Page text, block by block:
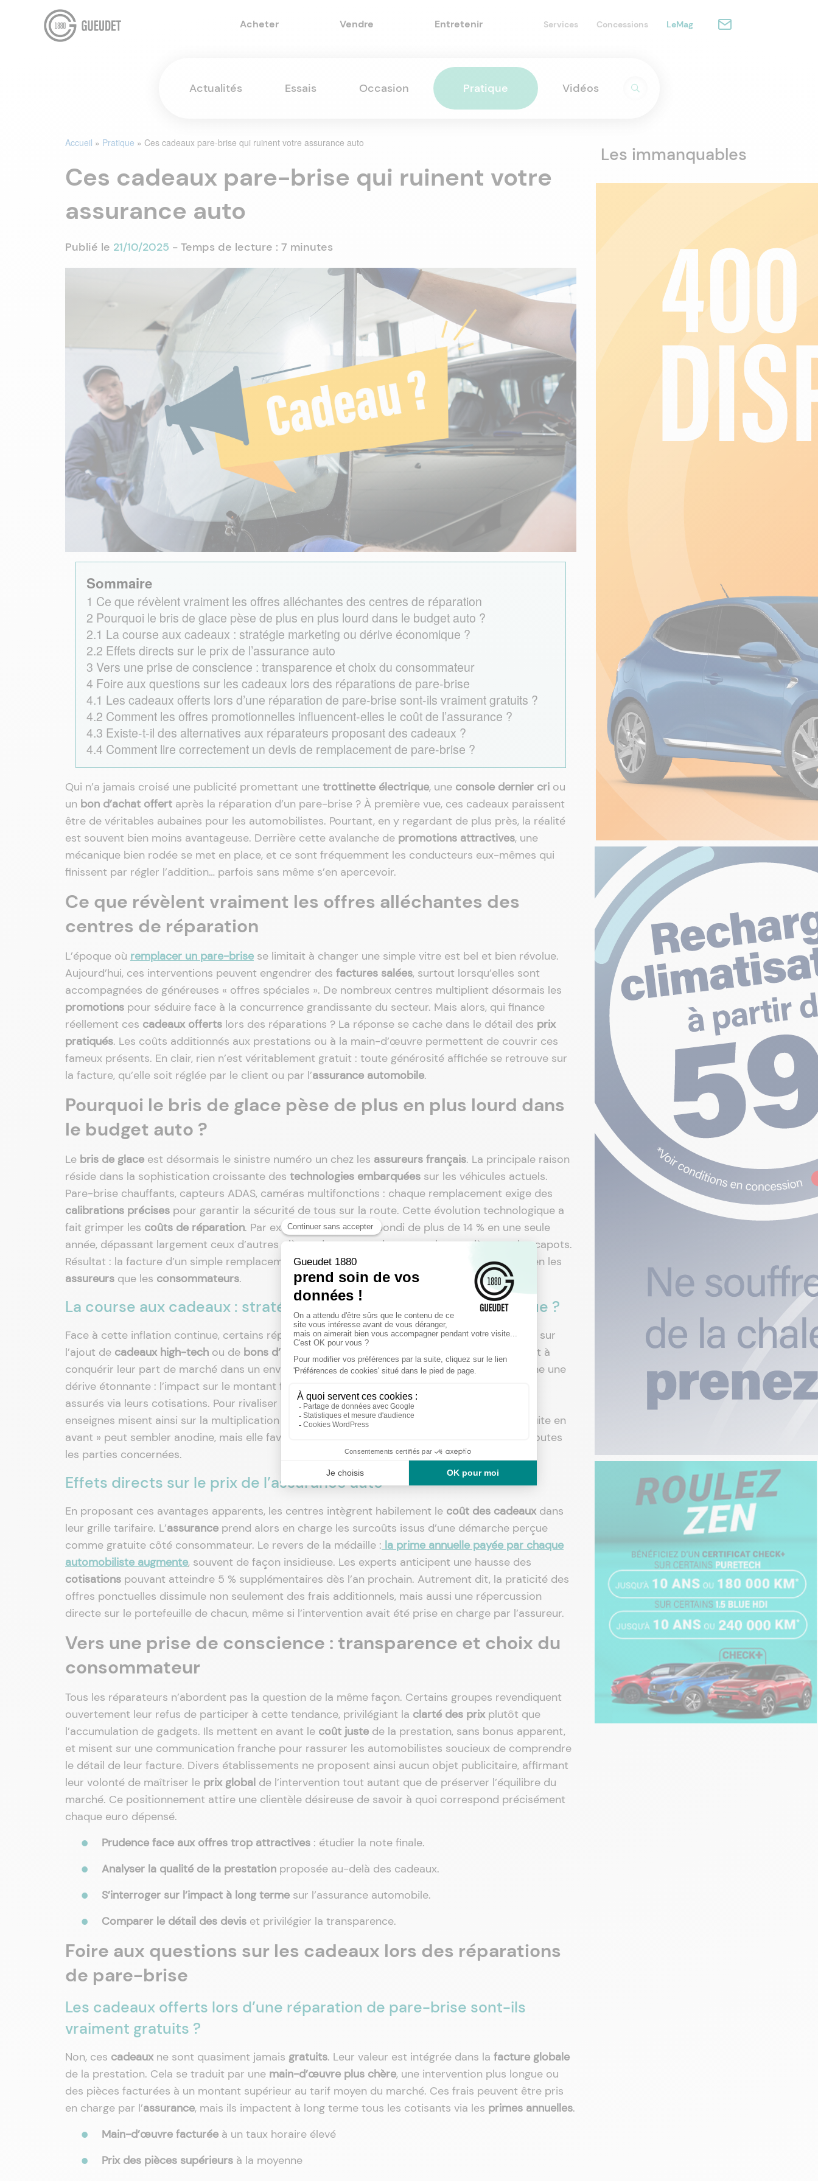
Acheter Vendre Entretenir Services Concessions LeMag
Actualités Essais Occasion Pratique Vidéos
Accueil » Pratique » Ces cadeaux pare-brise qui ruinent votre assurance auto
Ces cadeaux pare-brise qui ruinent votre
assurance auto
Publié le 21/10/2025 - Temps de lecture : 7 minutes
Sommaire
1 Ce que révèlent vraiment les offres alléchantes des centres de réparation
2 Pourquoi le bris de glace pèse de plus en plus lourd dans le budget auto ?
2.1 La course aux cadeaux : stratégie marketing ou dérive économique ?
2.2 Effets directs sur le prix de l’assurance auto
3 Vers une prise de conscience : transparence et choix du consommateur
4 Foire aux questions sur les cadeaux lors des réparations de pare-brise
4.1 Les cadeaux offerts lors d’une réparation de pare-brise sont-ils vraiment gratuits ?
4.2 Comment les offres promotionnelles influencent-elles le coût de l’assurance ?
4.3 Existe-t-il des alternatives aux réparateurs proposant des cadeaux ?
4.4 Comment lire correctement un devis de remplacement de pare-brise ?
Qui n’a jamais croisé une publicité promettant une trottinette électrique, une console dernier cri ou
un bon d’achat offert après la réparation d’un pare-brise ? À première vue, ces cadeaux paraissent
être de véritables aubaines pour les automobilistes. Pourtant, en y regardant de plus près, la réalité
est souvent bien moins avantageuse. Derrière cette avalanche de promotions attractives, une
mécanique bien rodée se met en place, et ce sont fréquemment les conducteurs eux-mêmes qui
finissent par régler l’addition… parfois sans même s’en apercevoir.
Ce que révèlent vraiment les offres alléchantes des
centres de réparation
L’époque où remplacer un pare-brise se limitait à changer une simple vitre est bel et bien révolue.
Aujourd’hui, ces interventions peuvent engendrer des factures salées, surtout lorsqu’elles sont
accompagnées de généreuses « offres spéciales ». De nombreux centres multiplient désormais les
promotions pour séduire face à la concurrence grandissante du secteur. Mais alors, qui finance
réellement ces cadeaux offerts lors des réparations ? La réponse se cache dans le détail des prix
pratiqués. Les coûts additionnés aux prestations ou à la main-d’œuvre permettent de couvrir ces
fameux présents. En clair, rien n’est véritablement gratuit : toute générosité affichée se retrouve sur
la facture, qu’elle soit réglée par le client ou par l’assurance automobile.
Pourquoi le bris de glace pèse de plus en plus lourd dans
le budget auto ?
Le bris de glace est désormais le sinistre numéro un chez les assureurs français. La principale raison
réside dans la sophistication croissante des technologies embarquées sur les véhicules actuels.
Pare-brise chauffants, capteurs ADAS, caméras multifonctions : chaque remplacement exige des
calibrations précises pour garantir la sécurité de tous sur la route. Cette évolution technologique a
fait grimper les coûts de réparation. Par exemple, les prix ont bondi de plus de 14 % en une seule
année, dépassant largement ceux d’autres pièces de carrosserie comme les portières ou les capots.
Résultat : la facture d’un simple remplacement ne cesse d’augmenter, ce qui inquiète aussi bien les
assureurs que les consommateurs.
La course aux cadeaux : stratégie marketing ou dérive économique ?
Face à cette inflation continue, certains réparateurs misent sur une guerre publicitaire fondée sur
l’ajout de cadeaux high-tech ou de bons d’achat conséquents
. Cette approche vise avant tout à
conquérir leur part de marché dans un environnement très compétitif. Cependant, elle entraîne une
dérive étonnante : l’impact sur le montant final, supporté par les
assurés via leurs cotisations. Pour rivaliser avec les leaders du secteur, beaucoup de petites
enseignes misent ainsi sur la multiplication d’
offres promotionnelles spectaculaires
. Cette « fuite en
avant » peut sembler anodine, mais elle favorise une augmentation générale des
pour toutes
les parties concernées.
Effets directs sur le prix de l’assurance auto
En proposant ces avantages apparents, les centres intègrent habilement le coût des cadeauxdans
leur grille tarifaire. L’assurance prend alors en charge les surcoûts issus d’une démarche perçue
comme gratuite côté consommateur. Le revers de la médaille : la prime annuelle payée par chaque
automobiliste augmente, souvent de façon insidieuse. Les experts anticipent une hausse des
cotisations pouvant atteindre 5 % supplémentaires dès l’an prochain. Autrement dit, la praticité des
offres ponctuelles dissimule non seulement des frais additionnels, mais aussi une répercussion
directe sur le portefeuille de chacun, même si l’intervention avait été prise en charge par l’assureur.
Vers une prise de conscience : transparence et choix du
consommateur
Tous les réparateurs n’abordent pas la question de la même façon. Certains groupes revendiquent
ouvertement leur refus de participer à cette tendance, privilégiant la clarté des prixplutôt que
l’accumulation de gadgets. Ils mettent en avant le coût juste de la prestation, sans bonus apparent,
et misent sur une communication franche pour rassurer les automobilistes soucieux de comprendre
le détail de leur facture. Divers établissements ne proposent ainsi aucun objet publicitaire, affirmant
leur volonté de maîtriser le prix global de l’intervention tout autant que de préserver l’équilibre du
marché. Ce positionnement attire une clientèle désireuse de savoir à quoi correspond précisément
chaque euro dépensé.
Prudence face aux offres trop attractives : étudier la note finale.
Analyser la qualité de la prestation proposée au-delà des cadeaux.
S’interroger sur l’impact à long terme sur l’assurance automobile.
Comparer le détail des devis et privilégier la transparence.
Foire aux questions sur les cadeaux lors des réparations
de pare-brise
Les cadeaux offerts lors d’une réparation de pare-brise sont-ils
vraiment gratuits ?
Non, ces cadeauxne sont quasiment jamais gratuits. Leur valeur est intégrée dans la facture globale
de la prestation. Cela se traduit par une main-d’œuvre plus chère, une intervention plus longue ou
des pièces facturées à un montant supérieur au tarif moyen du marché. Ces frais peuvent être pris
en charge par l’assurance, mais ils impactent à long terme tous les cotisants via les primes annuelles.
Main-d’œuvre facturée à un taux horaire élevé
Prix des pièces supérieurs à la moyenne
Les immanquables